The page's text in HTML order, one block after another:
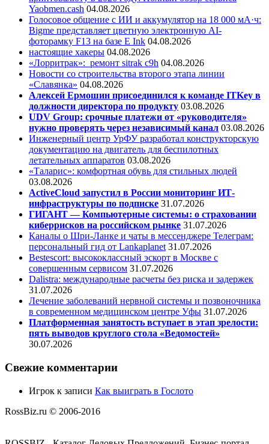
Yaobmen.cash 04.08.2026
Голосовое общение с ИИ и аккумулятор на 18 000 мА·ч:
Bigme представляет цветную электронную AI-
фоторамку F13 на базе E Ink 04.08.2026
настоящие хакеры 04.08.2026
«Лорритрак»: ремонт sitrak c9h 04.08.2026
Новости со строительства второго этапа линии
«Славянка» 04.08.2026
Алексей Ермошин присоединился к команде ITKey в
должности директора по продукту 03.08.2026
UDV Group: срочные платежи от «руководителя»
нужно проверять через независимый канал 03.08.2026
Инженерный центр УрФУ разработал конструкторскую
документацию на двигатель для беспилотных
летательных аппаратов 03.08.2026
«Таларис»: комфортная обувь для стильных людей
03.08.2026
ActiveCloud запустил в России мониторинг ИТ-
инфраструктуры по подписке 31.07.2026
ГИГАНТ — Компьютерные системы: о страховании
киберрисков на российском рынке 31.07.2026
Каналы о Шри-Ланке и чаты в мессенджере Телеграм:
персональный гид от Lankaplanet 31.07.2026
Bestescort: высококлассный эскорт в Москве с
совершенным сервисом 31.07.2026
Dalistra: международные расчеты без риска и задержек
31.07.2026
Лечение заболеваний нервной системы и позвоночника
в современном медицинском центре Уфы 31.07.2026
Платформенная занятость вступает в этап зрелости:
пять выводов круглого стола «Ведомостей»
30.07.2026
Свежие комментарии
Игрок к записи Как выиграть в Гослото
RossBiz.ru © 2006-2016